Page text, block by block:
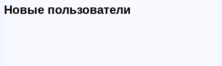
Новые пользователи